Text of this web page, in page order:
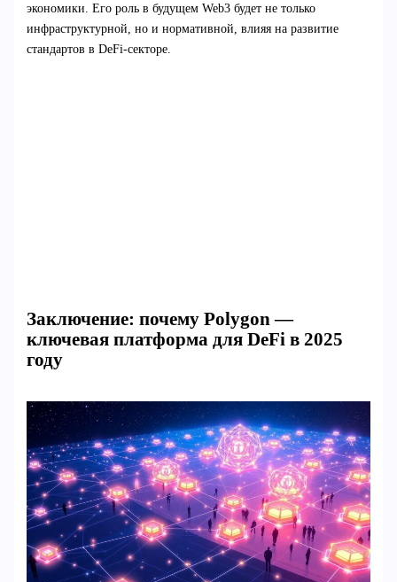
экономики. Его роль в будущем Web3 будет не только
инфраструктурной, но и нормативной, влияя на развитие
стандартов в DeFi-секторе.
Заключение: почему Polygon —
ключевая платформа для DeFi в 2025
году